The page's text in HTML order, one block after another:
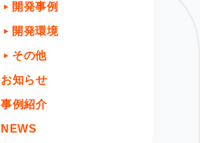
開発事例
開発環境
その他
お知らせ
事例紹介
NEWS